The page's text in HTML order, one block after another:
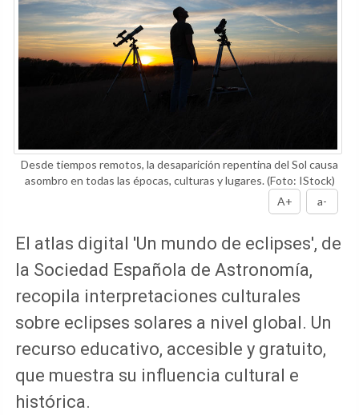
Desde tiempos remotos, la desaparición repentina del Sol causa
asombro en todas las épocas, culturas y lugares.(Foto: IStock)
A+
a-
El atlas digital 'Un mundo de eclipses', de
la Sociedad Española de Astronomía,
recopila interpretaciones culturales
sobre eclipses solares a nivel global. Un
recurso educativo, accesible y gratuito,
que muestra su influencia cultural e
histórica.